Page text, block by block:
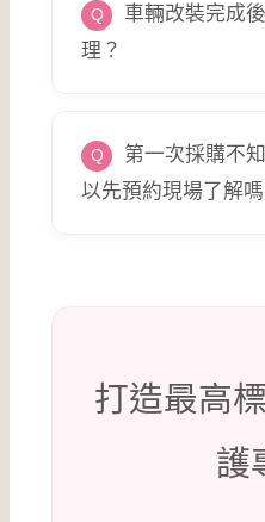
車輛改裝完成
理？
第一次採購不
以先預約現場了解嗎
打造最高
護